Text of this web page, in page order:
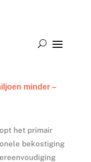
minder –
het primair
bekostiging